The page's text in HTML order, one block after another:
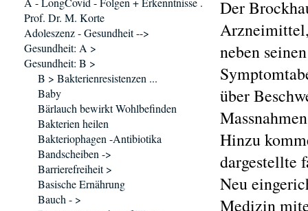
Der
neben
über
Hinzu
dargestellte
Neu
Medizin
Prof. Dr. M. Korte
Adoleszenz - Gesundheit -->
Gesundheit: A >
Gesundheit: B >
B > Bakterienresistenzen ...
Baby
Bärlauch bewirkt Wohlbefinden
Bakterien heilen
Bakteriophagen -Antibiotika
Bandscheiben ->
Barrierefreiheit >
Basische Ernährung
Bauch - >